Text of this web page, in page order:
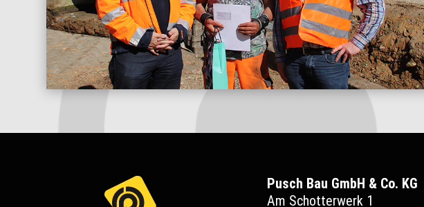
Pusch Bau GmbH & Co. KG
Am Schotterwerk 1